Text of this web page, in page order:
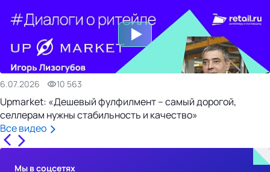
6.07.2026 10 563
Upmarket: «Дешевый фулфилмент – самый дорогой,
селлерам нужны стабильность и качество»
Все видео
Мы в соцсетях